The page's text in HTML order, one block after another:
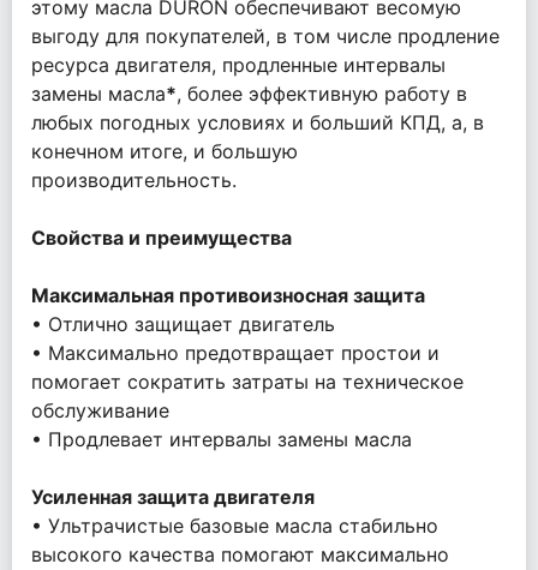
этому масла DURON обеспечивают весомую
выгоду для покупателей, в том числе продление
ресурса двигателя, продленные интервалы
замены масла*, более эффективную работу в
любых погодных условиях и больший КПД, а, в
конечном итоге, и большую
производительность.
Свойства и преимущества
Максимальная противоизносная защита
• Отлично защищает двигатель
• Максимально предотвращает простои и
помогает сократить затраты на техническое
обслуживание
• Продлевает интервалы замены масла
Усиленная защита двигателя
• Ультрачистые базовые масла стабильно
высокого качества помогают максимально